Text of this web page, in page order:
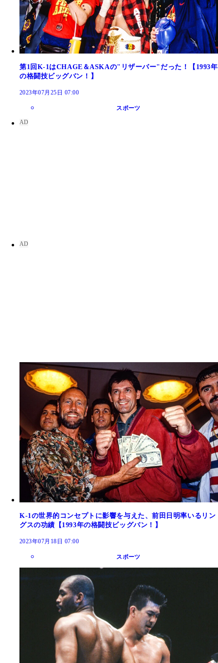
第1回K-1はCHAGE＆ASKAの"リザーバー"だった！【1993年
の格闘技ビッグバン！】
2023年07月25日 07:00
スポーツ
K-1の世界的コンセプトに影響を与えた、前田日明率いるリン
グスの功績【1993年の格闘技ビッグバン！】
2023年07月18日 07:00
スポーツ